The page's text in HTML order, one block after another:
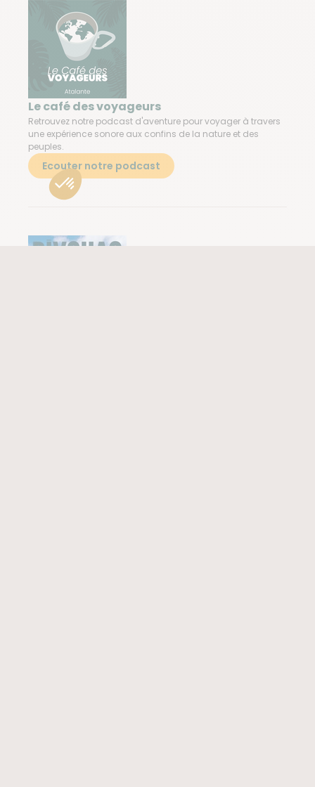
Le café des voyageurs
Retrouvez notre podcast d'aventure pour voyager à travers
une expérience sonore aux confins de la nature et des
peuples.
Ecouter notre podcast